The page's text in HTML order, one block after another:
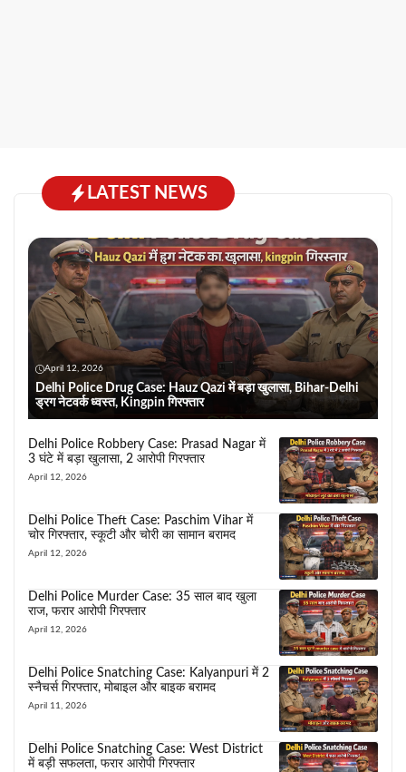
LATEST NEWS
April 12, 2026
Delhi Police Drug Case: Hauz Qazi में बड़ा खुलासा, Bihar-Delhi
ड्रग नेटवर्क ध्वस्त, Kingpin गिरफ्तार
Delhi Police Robbery Case: Prasad Nagar में
3 घंटे में बड़ा खुलासा, 2 आरोपी गिरफ्तार
April 12, 2026
Delhi Police Theft Case: Paschim Vihar में
चोर गिरफ्तार, स्कूटी और चोरी का सामान बरामद
April 12, 2026
Delhi Police Murder Case: 35 साल बाद खुला
राज, फरार आरोपी गिरफ्तार
April 12, 2026
Delhi Police Snatching Case: Kalyanpuri में 2
स्नैचर्स गिरफ्तार, मोबाइल और बाइक बरामद
April 11, 2026
Delhi Police Snatching Case: West District
में बड़ी सफलता, फरार आरोपी गिरफ्तार